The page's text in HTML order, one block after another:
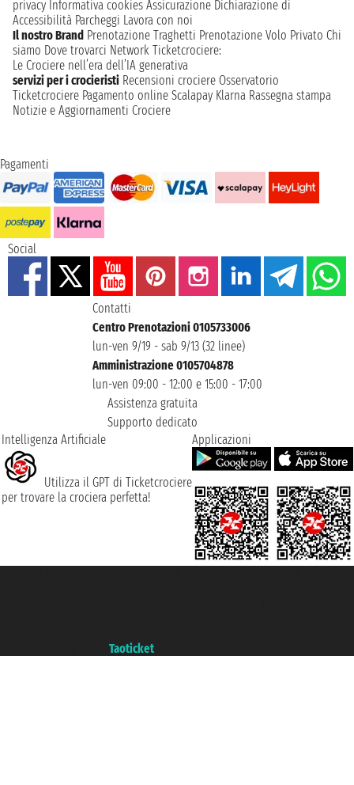
privacy Informativa cookies Assicurazione Dichiarazione di
Accessibilità Parcheggi Lavora con noi
Il nostro Brand Prenotazione Traghetti Prenotazione Volo Privato Chi
siamo Dove trovarci Network Ticketcrociere:
Le Crociere nell’era dell’IA generativa
servizi per i crocieristi Recensioni crociere Osservatorio
Ticketcrociere Pagamento online Scalapay Klarna Rassegna stampa
Notizie e Aggiornamenti Crociere
Pagamenti
Social
Contatti
Centro Prenotazioni 0105733006
lun-ven 9/19 - sab 9/13 (32 linee)
Amministrazione 0105704878
lun-ven 09:00 - 12:00 e 15:00 - 17:00
Assistenza gratuita
Supporto dedicato
Intelligenza Artificiale
Utilizza il GPT di Ticketcrociere
per trovare la crociera perfetta!
Applicazioni
Taoticket